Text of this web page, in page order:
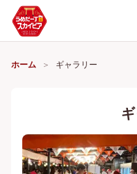
ホーム ギャラリー